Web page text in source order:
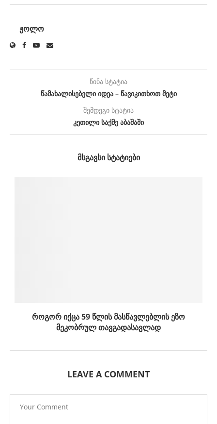
ᲟᲝᲚᲝ
წინა სტატია
წამახალისებელი იდეა – წავიკითხოთ მეტი
შემდეგი სტატია
კეთილი საქმე აბაშაში
ᲛᲡᲒᲐᲕᲡᲘ ᲡᲢᲐᲢᲘᲔᲑᲘ
როგორ იქცა 59 წლის მასწავლებლის ეზო
მეკობრულ თავგადასავლად
LEAVE A COMMENT